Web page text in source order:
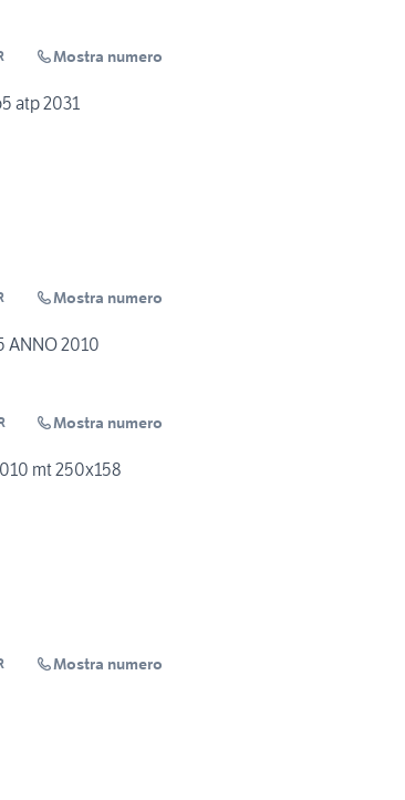
Mostra numero
atp 2031
Mostra numero
ANNO 2010
Mostra numero
mt 250x158
Mostra numero